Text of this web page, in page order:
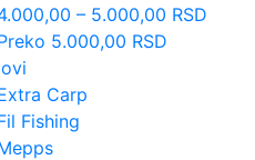
– 5.000,00 RSD
5.000,00 RSD
Carp
Fishing